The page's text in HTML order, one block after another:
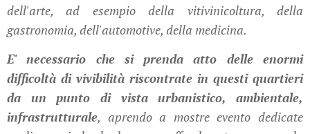
dell'arte, ad esempio della vitivinicoltura, della
gastronomia, dell'automotive, della medicina.
E' necessario che si prenda atto delle enormi
difficoltà di vivibilità riscontrate in questi quartieri
da un punto di vista urbanistico, ambientale,
infrastrutturale, aprendo a mostre evento dedicate